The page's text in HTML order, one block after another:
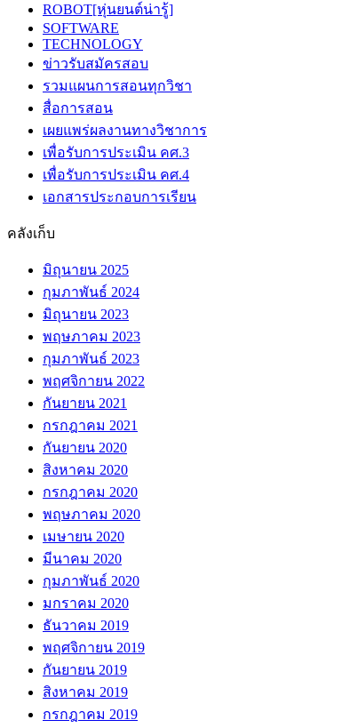
ROBOT[หุ่นยนต์น่ารู้]
SOFTWARE
TECHNOLOGY
ข่าวรับสมัครสอบ
รวมแผนการสอนทุกวิชา
สื่อการสอน
เผยแพร่ผลงานทางวิชาการ
เพื่อรับการประเมิน คศ.3
เพื่อรับการประเมิน คศ.4
เอกสารประกอบการเรียน
คลังเก็บ
มิถุนายน 2025
กุมภาพันธ์ 2024
มิถุนายน 2023
พฤษภาคม 2023
กุมภาพันธ์ 2023
พฤศจิกายน 2022
กันยายน 2021
กรกฎาคม 2021
กันยายน 2020
สิงหาคม 2020
กรกฎาคม 2020
พฤษภาคม 2020
เมษายน 2020
มีนาคม 2020
กุมภาพันธ์ 2020
มกราคม 2020
ธันวาคม 2019
พฤศจิกายน 2019
กันยายน 2019
สิงหาคม 2019
กรกฎาคม 2019